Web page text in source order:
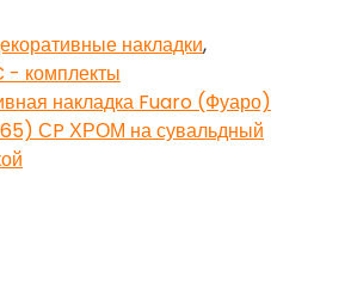
накладки,
- комплекты
накладка Fuaro (Фуаро)
СP ХРОМ на сувальдный